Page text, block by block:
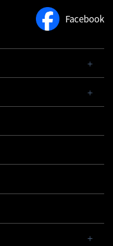
Facebook